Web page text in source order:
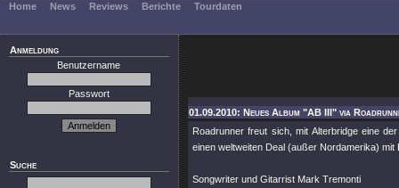
Home News Reviews Berichte Tourdaten
Anmeldung
Benutzername
Passwort
Suche
01.09.2010: Neues Album "AB III" via
Roadrunner freut sich, mit Alterbridge eine
einen weltweiten Deal (außer Nordamerika)
Songwriter und Gitarrist Mark Tremonti